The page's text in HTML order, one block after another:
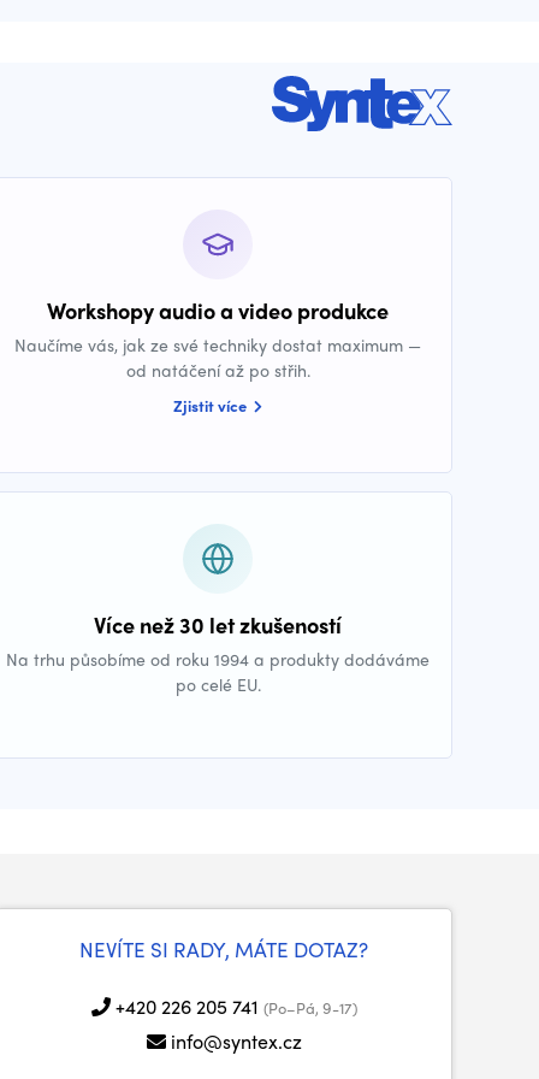
Workshopy audio a video produkce
Naučíme vás, jak ze své techniky dostat maximum —
od natáčení až po střih.
Zjistit více
Více než 30 let zkušeností
Na trhu působíme od roku 1994 a produkty dodáváme
po celé EU.
NEVÍTE SI RADY, MÁTE DOTAZ?
+420 226 205 741 (Po–Pá, 9-17)
info@syntex.cz